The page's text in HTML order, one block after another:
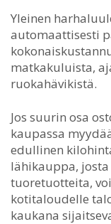
Yleinen
automaattisesti
matkakuluista,
ruokahävikistä.
Jos suurin osa
kaupassa
edullinen
lähikauppa,
tuoretuotteita,
kotitaloudelle
kaukana